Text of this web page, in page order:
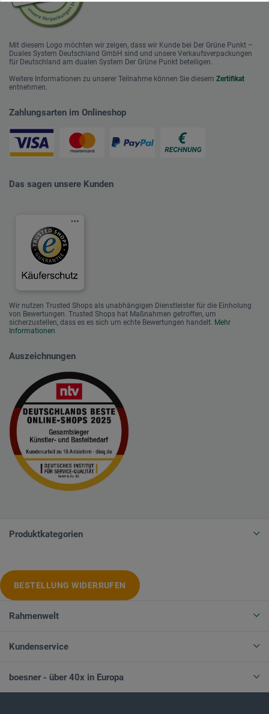
Mit diesem Logo möchten wir zeigen, dass wir Kunde bei Der Grüne Punkt –
Duales System Deutschland GmbH sind und unsere Verkaufsverpackungen
für Deutschland am dualen System Der Grüne Punkt beteiligen.
Weitere Informationen zu unserer Teilnahme können Sie diesem Zertifikat
entnehmen.
Zahlungsarten im Onlineshop
Das sagen unsere Kunden
Wir nutzen Trusted Shops als unabhängigen Dienstleister für die Einholung
von Bewertungen. Trusted Shops hat Maßnahmen getroffen, um
sicherzustellen, dass es es sich um echte Bewertungen handelt. Mehr
Informationen
Auszeichnungen
Produktkategorien
BESTELLUNG WIDERRUFEN
Rahmenwelt
Kundenservice
boesner - über 40x in Europa